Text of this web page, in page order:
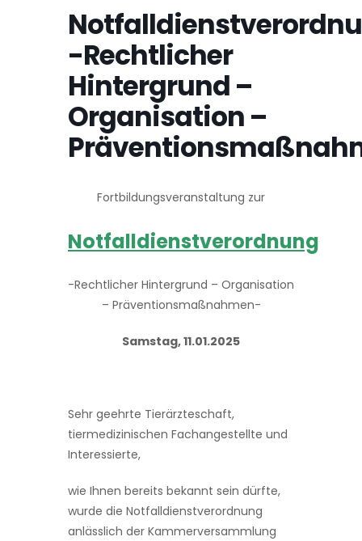
-Rechtlicher
Hintergrund –
Organisation –
Fortbildungsveranstaltung zur
Notfalldienstverordnung
-Rechtlicher Hintergrund – Organisation
– Präventionsmaßnahmen-
Samstag, 11.01.2025
Sehr geehrte Tierärzteschaft,
tiermedizinischen Fachangestellte und
Interessierte,
wie Ihnen bereits bekannt sein dürfte,
wurde die Notfalldienstverordnung
anlässlich der Kammerversammlung